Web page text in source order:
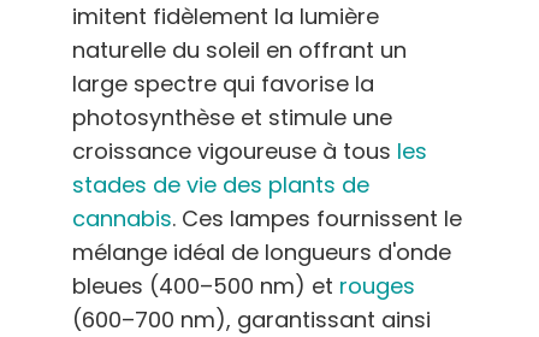
imitent fidèlement la lumière
naturelle du soleil en offrant un
large spectre qui favorise la
photosynthèse et stimule une
croissance vigoureuse à tous les
stades de vie des plants de
cannabis. Ces lampes fournissent le
mélange idéal de longueurs d'onde
bleues (400–500 nm) et rouges
(600–700 nm), garantissant ainsi